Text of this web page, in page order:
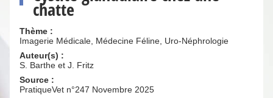
chatte
Thème :
Imagerie Médicale, Médecine Féline, Uro-Néphrologie
Auteur(s) :
S. Barthe et J. Fritz
Source :
PratiqueVet n°247 Novembre 2025